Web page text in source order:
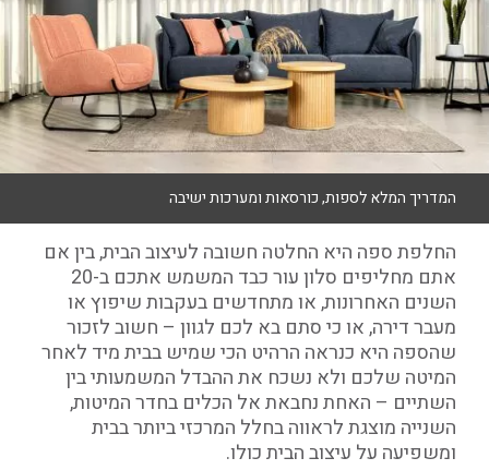
המדריך המלא לספות, כורסאות ומערכות ישיבה
החלפת ספה היא החלטה חשובה לעיצוב הבית, בין אם
אתם מחליפים סלון עור כבד המשמש אתכם ב-20
השנים האחרונות, או מתחדשים בעקבות שיפוץ או
מעבר דירה, או כי סתם בא לכם לגוון – חשוב לזכור
שהספה היא כנראה הרהיט הכי שמיש בבית מיד לאחר
המיטה שלכם ולא נשכח את ההבדל המשמעותי בין
השתיים – האחת נחבאת אל הכלים בחדר המיטות,
השנייה מוצגת לראווה בחלל המרכזי ביותר בבית
ומשפיעה על עיצוב הבית כולו.